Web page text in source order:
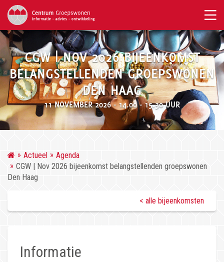
CGW | NOV 2026 BIJEENKOMST
BELANGSTELLENDEN GROEPSWONEN
DEN HAAG
11 NOVEMBER 2026 - 14.00 - 15.30 UUR
Actueel
Agenda
CGW | Nov 2026 bijeenkomst belangstellenden groepswonen
Den Haag
< alle bijeenkomsten
Informatie